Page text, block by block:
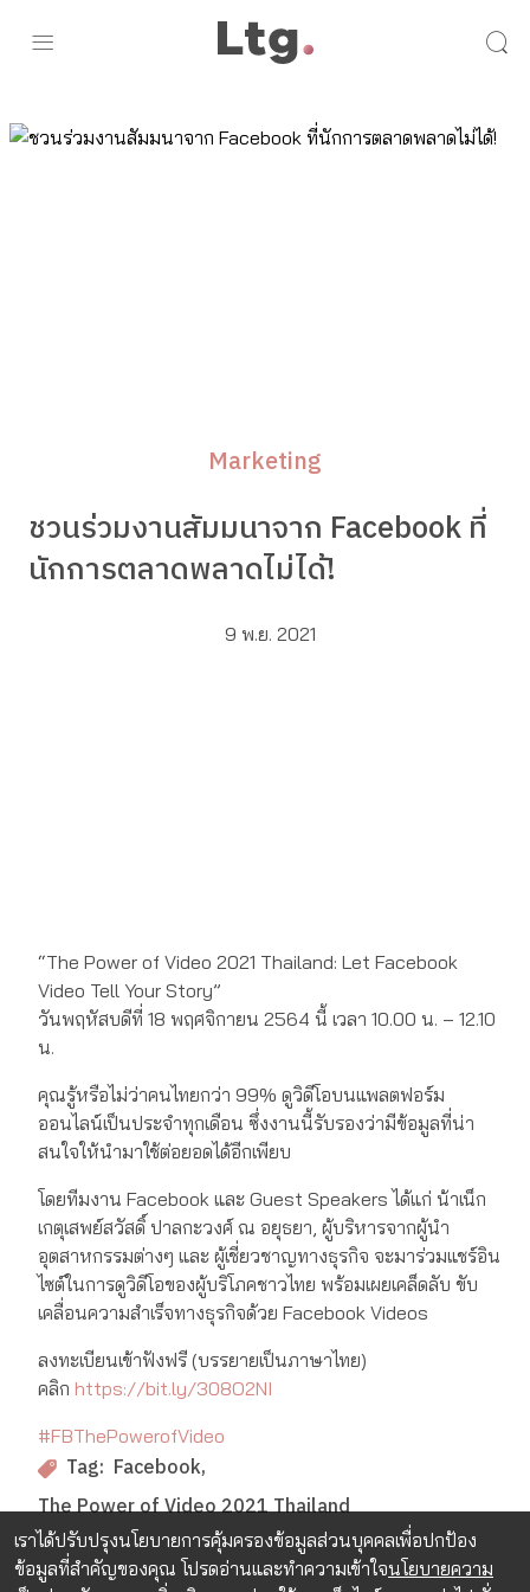
Marketing
ชวนร่วมงานสัมมนาจาก Facebook ที่
นักการตลาดพลาดไม่ได้!
9 พ.ย. 2021
“The Power of Video 2021 Thailand: Let Facebook
Video Tell Your Story”
วันพฤหัสบดีที่ 18 พฤศจิกายน 2564 นี้ เวลา 10.00 น. – 12.10
น.
คุณรู้หรือไม่ว่าคนไทยกว่า 99% ดูวิดีโอบนแพลตฟอร์ม
ออนไลน์เป็นประจำทุกเดือน ซึ่งงานนี้รับรองว่ามีข้อมูลที่น่า
สนใจให้นำมาใช้ต่อยอดได้อีกเพียบ
โดยทีมงาน Facebook และ Guest Speakers ได้แก่ น้าเน็ก
เกตุเสพย์สวัสดิ์ ปาลกะวงศ์ ณ อยุธยา, ผู้บริหารจากผู้นำ
อุตสาหกรรมต่างๆ และ ผู้เชี่ยวชาญทางธุรกิจ จะมาร่วมแชร์อิน
ไซต์ในการดูวิดีโอของผู้บริโภคชาวไทย พร้อมเผยเคล็ดลับ ขับ
เคลื่อนความสำเร็จทางธุรกิจด้วย Facebook Videos
ลงทะเบียนเข้าฟังฟรี (บรรยายเป็นภาษาไทย)
คลิก https://bit.ly/308O2NI
#FBThePowerofVideo
Tag: Facebook
The Power of Video 2021 Thailand
เราได้ปรับปรุงนโยบายการคุ้มครองข้อมูลส่วนบุคคลเพื่อปกป้อง
ข้อมูลที่สำคัญของคุณ โปรดอ่านและทำความเข้าใจนโยบายความ